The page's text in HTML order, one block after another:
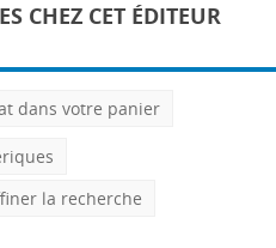
CHEZ CET ÉDITEUR
dans votre panier
la recherche